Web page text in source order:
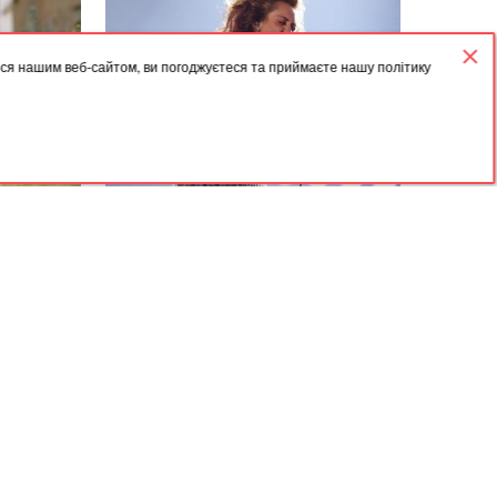
нашим веб-сайтом, ви погоджуєтеся та приймаєте нашу політику
рідкістю: як зміниться українська зима
опитування показало, кому програє